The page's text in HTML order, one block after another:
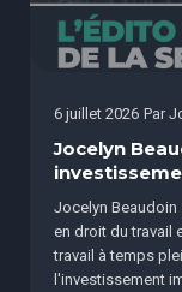
6 juillet 2026 Par
Jocelyn
Jocelyn Beaudoin
en droit du travail
travail à temps
l'investissement